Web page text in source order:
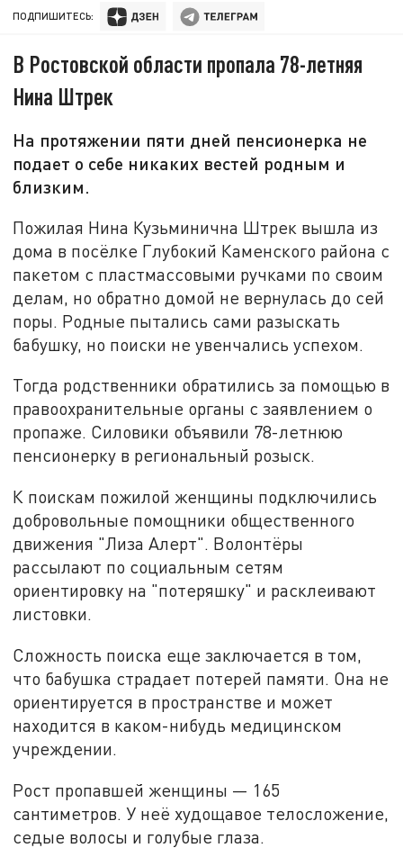
ПОДПИШИТЕСЬ:
В Ростовской области пропала 78-летняя
Нина Штрек
На протяжении пяти дней пенсионерка не
подает о себе никаких вестей родным и
близким.
Пожилая Нина Кузьминична Штрек вышла из
дома в посёлке Глубокий Каменского района с
пакетом с пластмассовыми ручками по своим
делам, но обратно домой не вернулась до сей
поры. Родные пытались сами разыскать
бабушку, но поиски не увенчались успехом.
Тогда родственники обратились за помощью в
правоохранительные органы с заявлением о
пропаже. Силовики объявили 78-летнюю
пенсионерку в региональный розыск.
К поискам пожилой женщины подключились
добровольные помощники общественного
движения "Лиза Алерт". Волонтёры
рассылают по социальным сетям
ориентировку на "потеряшку" и расклеивают
листовки.
Сложность поиска еще заключается в том,
что бабушка страдает потерей памяти. Она не
ориентируется в пространстве и может
находится в каком-нибудь медицинском
учреждении.
Рост пропавшей женщины — 165
сантиметров. У неё худощавое телосложение,
седые волосы и голубые глаза.